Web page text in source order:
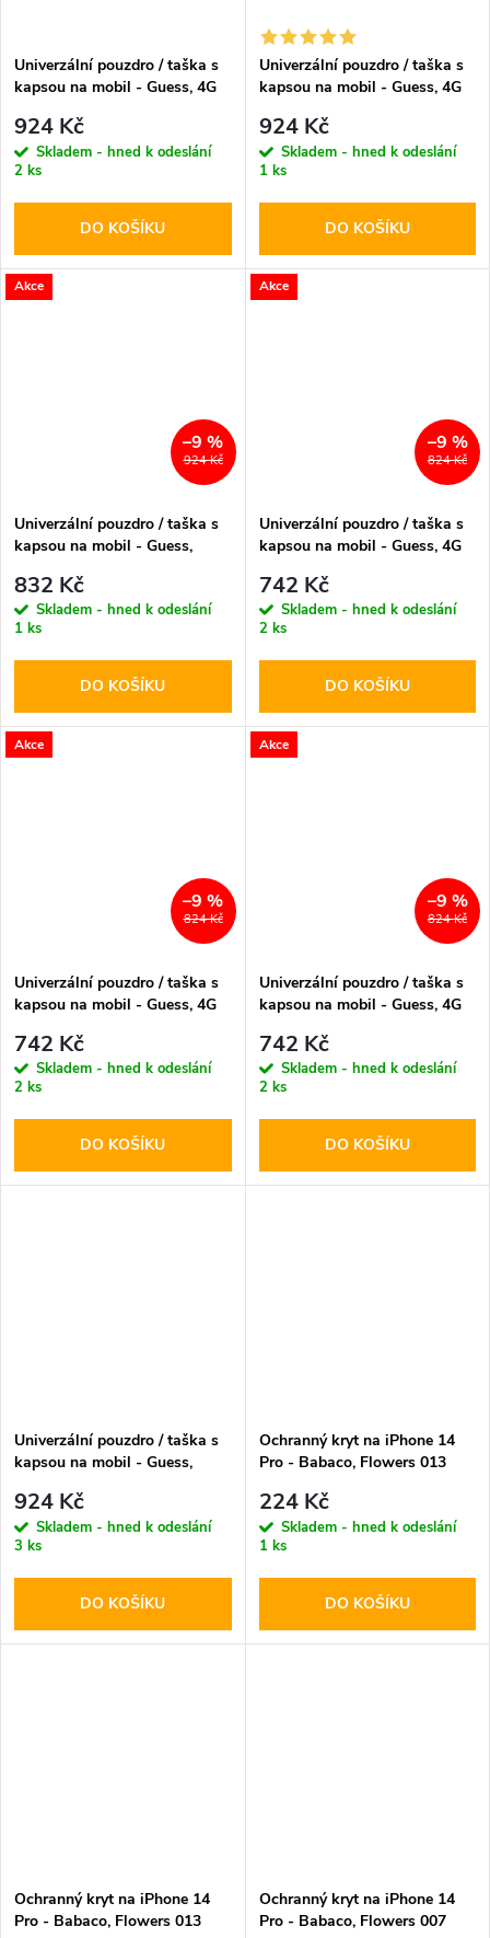
Univerzální pouzdro / taška s
kapsou na mobil - Guess, 4G
924 Kč
Skladem - hned k odeslání
2 ks
DO KOŠÍKU
Univerzální pouzdro / taška s
kapsou na mobil - Guess, 4G
924 Kč
Skladem - hned k odeslání
1 ks
DO KOŠÍKU
Akce
924 Kč
–9 %
Univerzální pouzdro / taška s
kapsou na mobil - Guess,
832 Kč
Skladem - hned k odeslání
1 ks
DO KOŠÍKU
Akce
824 Kč
–9 %
Univerzální pouzdro / taška s
kapsou na mobil - Guess, 4G
742 Kč
Skladem - hned k odeslání
2 ks
DO KOŠÍKU
Akce
824 Kč
–9 %
Univerzální pouzdro / taška s
kapsou na mobil - Guess, 4G
742 Kč
Skladem - hned k odeslání
2 ks
DO KOŠÍKU
Akce
824 Kč
–9 %
Univerzální pouzdro / taška s
kapsou na mobil - Guess, 4G
742 Kč
Skladem - hned k odeslání
2 ks
DO KOŠÍKU
Univerzální pouzdro / taška s
kapsou na mobil - Guess,
924 Kč
Skladem - hned k odeslání
3 ks
DO KOŠÍKU
Ochranný kryt na iPhone 14
Pro - Babaco, Flowers 013
224 Kč
Skladem - hned k odeslání
1 ks
DO KOŠÍKU
Ochranný kryt na iPhone 14
Pro - Babaco, Flowers 013
Ochranný kryt na iPhone 14
Pro - Babaco, Flowers 007